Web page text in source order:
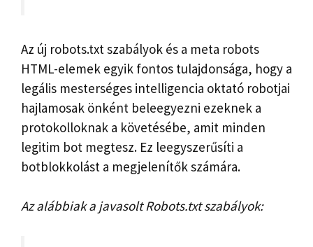
Az új robots.txt szabályok és a meta robots
HTML-elemek egyik fontos tulajdonsága, hogy a
legális mesterséges intelligencia oktató robotjai
hajlamosak önként beleegyezni ezeknek a
protokolloknak a követésébe, amit minden
legitim bot megtesz. Ez leegyszerűsíti a
botblokkolást a megjelenítők számára.
Az alábbiak a javasolt Robots.txt szabályok: